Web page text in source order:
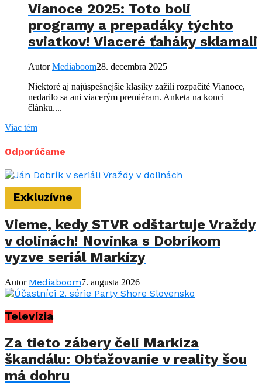
Vianoce 2025: Toto boli
programy a prepadáky týchto
sviatkov! Viaceré ťaháky sklamali
AutorMediaboom28. decembra 2025
Niektoré aj najúspešnejšie klasiky zažili rozpačité Vianoce,
nedarilo sa ani viacerým premiéram. Anketa na konci
článku....
Viac tém
Odporúčame
Exkluzívne
Vieme, kedy STVR odštartuje Vraždy
v dolinách! Novinka s Dobríkom
vyzve seriál Markízy
Autor Mediaboom7. augusta 2026
Televízia
Za tieto zábery čelí Markíza
škandálu: Obťažovanie v reality šou
má dohru